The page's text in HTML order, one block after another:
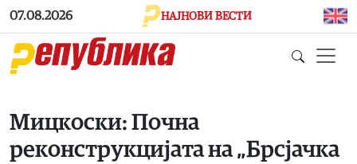
Skip to main content
07.08.2026 НАЈНОВИ ВЕСТИ
Мицкоски: Почна
реконструкцијата на „Брсјачка